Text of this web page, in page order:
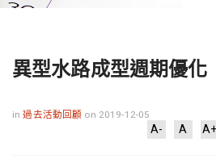
異型水路成型週期優化
in過去活動回顧 on 2019-12-05
A- A A+